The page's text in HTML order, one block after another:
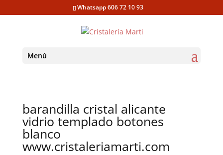
Whatsapp 606 72 10 93
Menú
barandilla cristal alicante
vidrio templado botones
blanco
www.cristaleriamarti.com